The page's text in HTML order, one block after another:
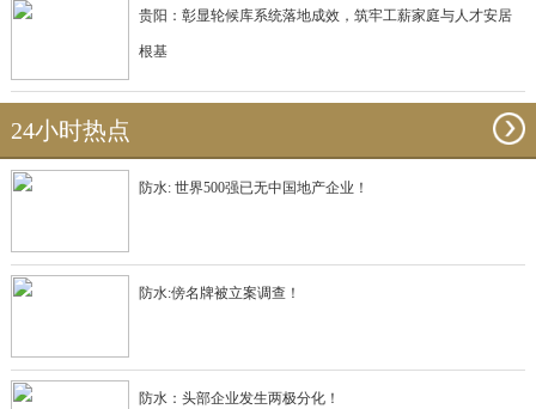
贵阳：彰显轮候库系统落地成效，筑牢工薪家庭与人才安居
根基
24小时热点
防水: 世界500强已无中国地产企业！
防水:傍名牌被立案调查！
防水：头部企业发生两极分化！